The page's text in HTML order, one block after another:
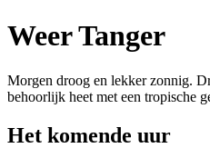
Weer Tanger
Morgen droog en lekker zonnig.
behoorlijk heet met een tropische
Het komende uur